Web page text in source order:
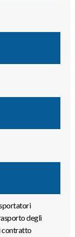
degli
contratto